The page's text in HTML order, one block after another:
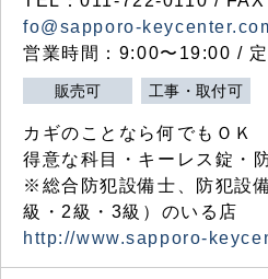
fo@sapporo-
営業時間：9:00〜19:00 / 定
販売可 工事・取付可
カギのことなら何でもＯＫ
得意な科目・キーレス錠・
※総合防犯設備士、防犯設
級・2級・3級）のいる店
http://www.sapporo-